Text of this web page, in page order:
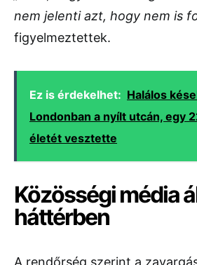
nem jelenti azt, hogy nem is
figyelmeztettek.
Ez is érdekelhet: Halálos
Londonban a nyílt utcán, egy
életét vesztette
Közösségi média
háttérben
A rendőrség szerint a